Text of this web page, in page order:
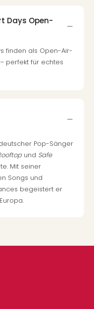
Days Open-
finden als Open-Air-
perfekt für echtes
Pop-Sänger
und Safe
Mit seiner
Songs und
begeistert er